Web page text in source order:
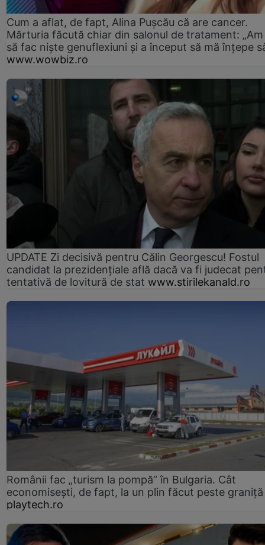
Cum a aflat, de fapt, Alina Pușcău că are cancer.
Mărturia făcută chiar din salonul de tratament:
să fac niște genuflexiuni și a început să mă înțepe
www.wowbiz.ro
UPDATE Zi decisivă pentru Călin Georgescu! Fostul
candidat la prezidențiale află dacă va fi judecat
tentativă de lovitură de stat www.stirilekanald.ro
Românii fac „turism la pompă” în Bulgaria. Cât
economisești, de fapt, la un plin făcut peste graniță
playtech.ro